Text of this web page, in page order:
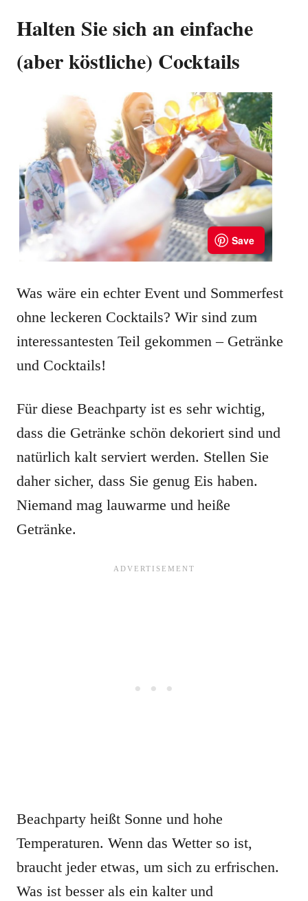
Halten Sie sich an einfache
(aber köstliche) Cocktails
Was wäre ein echter Event und Sommerfest
ohne leckeren Cocktails? Wir sind zum
interessantesten Teil gekommen – Getränke
und Cocktails!
Für diese Beachparty ist es sehr wichtig,
dass die Getränke schön dekoriert sind und
natürlich kalt serviert werden. Stellen Sie
daher sicher, dass Sie genug Eis haben.
Niemand mag lauwarme und heiße
Getränke.
Beachparty heißt Sonne und hohe
Temperaturen. Wenn das Wetter so ist,
braucht jeder etwas, um sich zu erfrischen.
Was ist besser als ein kalter und